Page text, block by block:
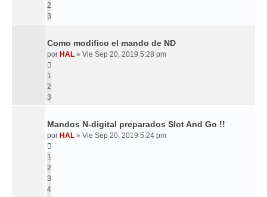
2
3
Como modifico el mando de ND
por HAL » Vie Sep 20, 2019 5:28 pm
1
2
3
Mandos N-digital preparados Slot And Go !!
por HAL » Vie Sep 20, 2019 5:24 pm
1
2
3
4